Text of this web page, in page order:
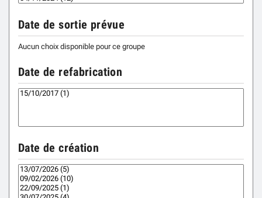
Date de sortie prévue
Aucun choix disponible pour ce groupe
Date de refabrication
Date de création